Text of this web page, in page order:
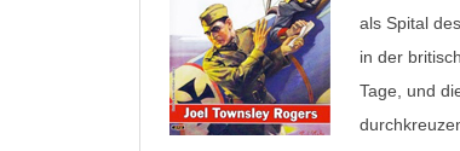
als Spital
in der
Tage, und